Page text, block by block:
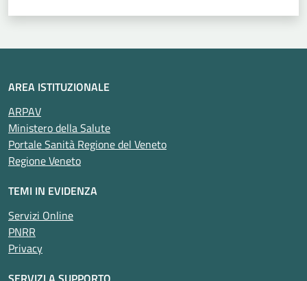
AREA ISTITUZIONALE
ARPAV
Ministero della Salute
Portale Sanità Regione del Veneto
Regione Veneto
TEMI IN EVIDENZA
Servizi Online
PNRR
Privacy